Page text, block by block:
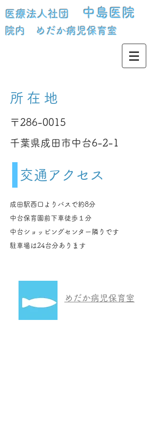
医療法人社団 中島医院
院内 めだか病児保育室
所在地
〒286-0015
千葉県成田市中台6-2-1
交通アクセス
成田駅西口よりバスで約8分
中台保育園前下車徒歩１分
中台ショッピングセンター隣りです
駐車場は24台分あります
めだか病児保育室